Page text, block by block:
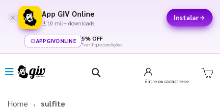
App GIV Online
10 mil+ downloads
Instalar
APPGIVONLINE 5% OFF
*verifique condições
Entre ou cadastre-se
Home sulfite